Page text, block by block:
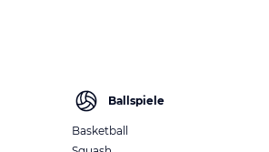
Ballspiele
Basketball